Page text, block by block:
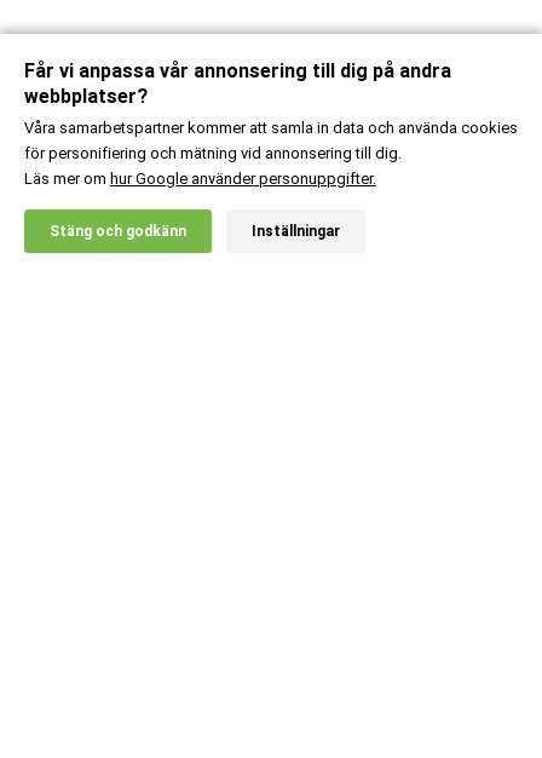
20% RABATT!
X
Får vi anpassa vår annonsering till dig på andra
webbplatser?
Våra samarbetspartner kommer att samla in data och använda cookies
för personifiering och mätning vid annonsering till dig.
Läs mer om hur Google använder personuppgifter.
Stäng och godkänn Inställningar